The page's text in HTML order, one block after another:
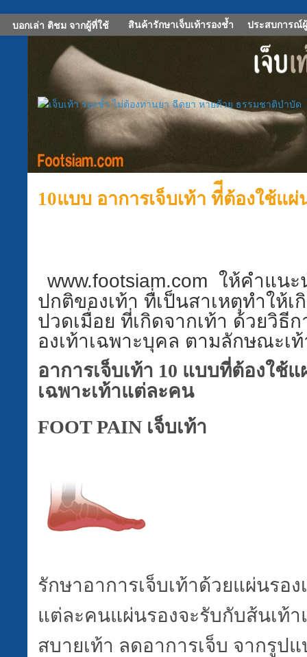
บอกเล่า ติชม จากผู้ที่ใช้ สินค้ารักษาเจ็บเท้ารองช้ำ ประสบการณ์
10แบบ อาการเจ็บเท้า ที่ีต้องใช้แ
www.footsiam.com ให้คำแนะ
ปกติของเท้า ทื่เป็นสาเหตุทำให้เ
ปวดเมื่อย ที่เกิดจากเท้า ด้วยวิธี
องเท้าเฉพาะบุคล ตามลักษณะเ
อาการเจ็บเท้า 10 แบบที่ต้องใช้แ
เฉพาะเท้าแต่ละคน
FOOT PAIN เจ็บเท้า
รักษาอาการเจ็บเท้าด้วยแผ่นรอ
แต่ละคนแผ่นรองจะรับกับส้นเท้า
สบายเท้า ลดอาการเจ็บ จากรูป